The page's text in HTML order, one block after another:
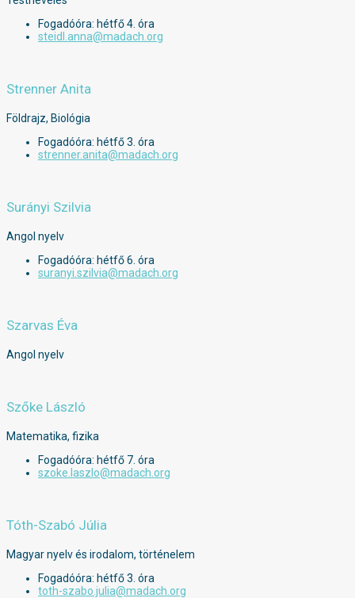
Fogadóóra: hétfő 4. óra
steidl.anna@madach.org
Strenner Anita
Földrajz, Biológia
Fogadóóra: hétfő 3. óra
strenner.anita@madach.org
Surányi Szilvia
Angol nyelv
Fogadóóra: hétfő 6. óra
suranyi.szilvia@madach.org
Szarvas Éva
Angol nyelv
Szőke László
Matematika, fizika
Fogadóóra: hétfő 7. óra
szoke.laszlo@madach.org
Tóth-Szabó Júlia
Magyar nyelv és irodalom, történelem
Fogadóóra: hétfő 3. óra
toth-szabo.julia@madach.org